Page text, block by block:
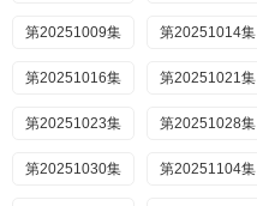
第20251009集 第20251014集
第20251016集 第20251021集
第20251023集 第20251028集
第20251030集 第20251104集